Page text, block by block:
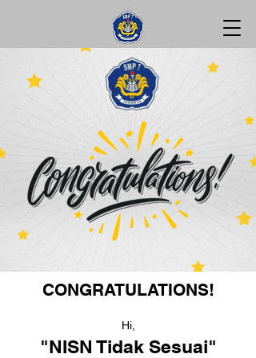
CONGRATULATIONS!
Hi,
"NISN Tidak Sesuai"